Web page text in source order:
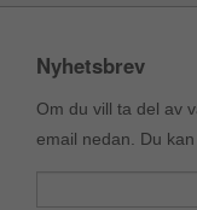
Nyhetsbrev
Om du vill ta del av
email nedan. Du